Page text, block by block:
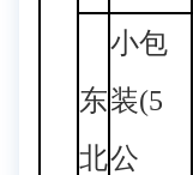
东
北
小包
装(5
公